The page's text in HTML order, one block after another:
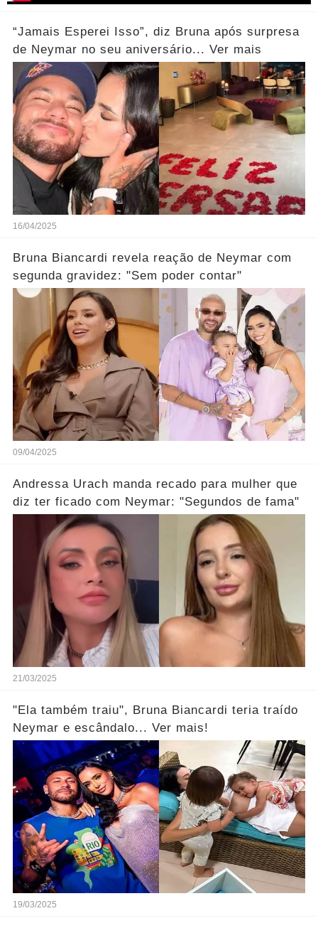
“Jamais Esperei Isso”, diz Bruna após surpresa
de Neymar no seu aniversário... Ver mais
16/04/2025
Bruna Biancardi revela reação de Neymar com
segunda gravidez: "Sem poder contar"
09/04/2025
Andressa Urach manda recado para mulher que
diz ter ficado com Neymar: "Segundos de fama"
21/03/2025
"Ela também traiu", Bruna Biancardi teria traído
Neymar e escândalo... Ver mais!
19/03/2025